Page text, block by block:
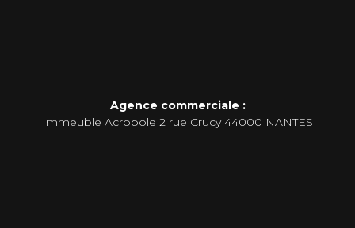
Agence commerciale :
Immeuble Acropole 2 rue Crucy 44000 NANTES